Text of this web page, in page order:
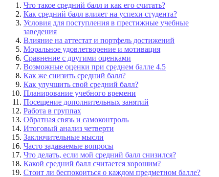
Что такое средний балл и как его считать?
Как средний балл влияет на успехи студента?
Условия для поступления в престижные учебные
заведения
Влияние на аттестат и портфель достижений
Моральное удовлетворение и мотивация
Сравнение с другими оценками
Возможные оценки при среднем балле 4.5
Как же снизить средний балл?
Как улучшить свой средний балл?
Планирование учебного времени
Посещение дополнительных занятий
Работа в группах
Обратная связь и самоконтроль
Итоговый анализ четверти
Заключительные мысли
Часто задаваемые вопросы
Что делать, если мой средний балл снизился?
Какой средний балл считается хорошим?
Стоит ли беспокоиться о каждом предметном балле?